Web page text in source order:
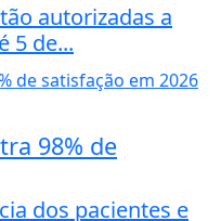
autorizadas a
5 de...
98% de
dos pacientes e